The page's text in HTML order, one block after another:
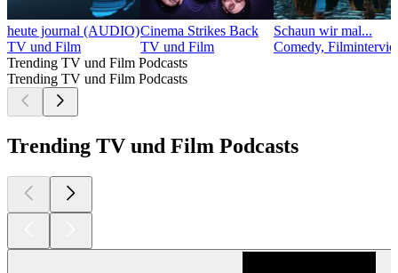
heute journal (AUDIO)
TV und Film
Cinema Strikes Back
TV und Film
Schaun wir mal...
Comedy,
Trending TV und Film Podcasts
Trending TV und Film Podcasts
Trending TV und Film Podcasts